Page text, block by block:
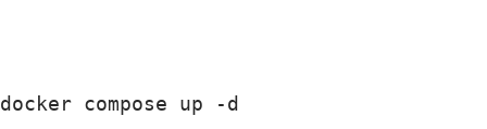
docker compose up -d